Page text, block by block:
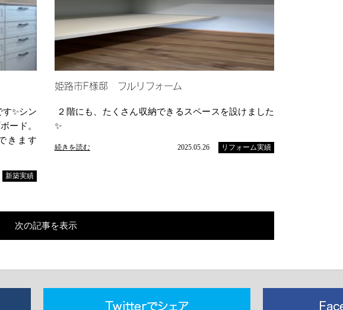
✨シン
ード。
きます
新築実績
姫路市F様邸 フルリフォーム
２階にも、たくさん収納できるスペースを設けました
✨
続きを読む 2025.05.26 リフォーム実績
次の記事を表示